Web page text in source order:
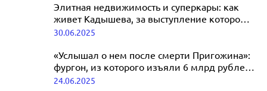
Элитная недвижимость и суперкары: как
живет Кадышева, за выступление которой
готовы платить 50 млн рублей
30.06.2025
«Услышал о нем после смерти Пригожина»:
фургон, из которого изъяли 6 млрд рублей,
ржавеет у отеля в Петербурге
24.06.2025